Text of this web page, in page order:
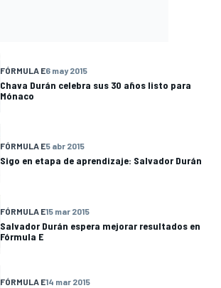
FÓRMULA E6 may 2015
Chava Durán celebra sus 30 años listo para
Mónaco
FÓRMULA E5 abr 2015
Sigo en etapa de aprendizaje: Salvador Durán
FÓRMULA E15 mar 2015
Salvador Durán espera mejorar resultados en
Fórmula E
FÓRMULA E14 mar 2015